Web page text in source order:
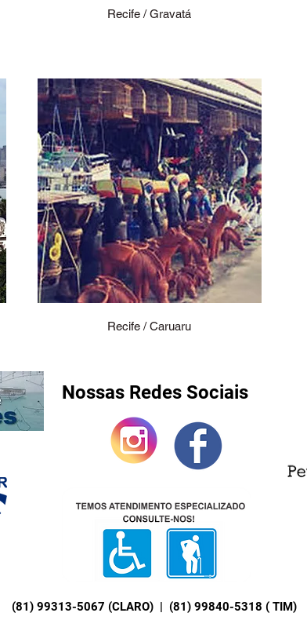
Recife / Gravatá
Recife / Caruaru
Nossas Redes Sociais
(81) 99313-5067 (CLARO) | (81) 99840-5318 ( TIM)